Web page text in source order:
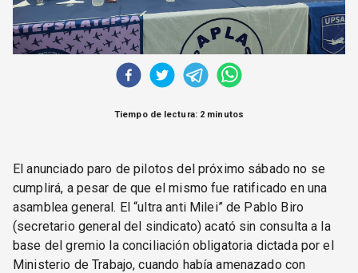
CONTACTO
Tiempo de lectura: 2 minutos
El anunciado paro de pilotos del próximo sábado no se
cumplirá, a pesar de que el mismo fue ratificado en una
asamblea general. El “ultra anti Milei” de Pablo Biro
(secretario general del sindicato) acató sin consulta a la
base del gremio la conciliación obligatoria dictada por el
Ministerio de Trabajo, cuando había amenazado con